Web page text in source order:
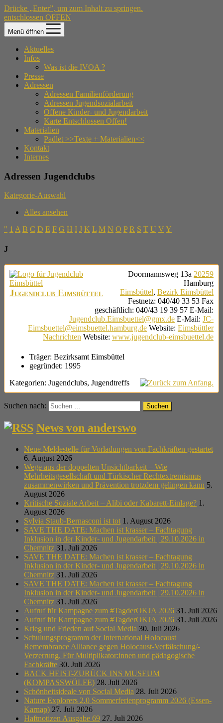
Drücke „Enter”, um zum Inhalt zu springen.
entschlossen OFFEN
Menü öffnen
Aktuelles
Infos
Was ist die IVOA ?
Presse
Adressen
Adressen Familienförderung
Adressen Jugendsozialarbeit
Offene Kinder- und Jugendarbeit
Karte Entschlossen Offen!
Materialien
Padlet >>Texte + Materialien<<
Kontakt
Internes
Adressen Jugendclubs
Kategorie-Auswahl
Alles ansehen
" 1 A B C D E F G H I J K L M N O P R S T U V Y
J
Jugendclub Eimsbüttel
Doormannsweg 13a 20259
Hamburg
Eimsbüttel, Bezirk Eimsbüttel
Festnetz: 040/40 33 53 Fax
geschäftlich: 040/43 19 39 57 E-Mail:
Jugendclub.Eimsbuettel@gmx.de E-Mail: JC-
Eimsbuettel@eimsbuettel.hamburg.de Website: Eimsbüttler
Nachrichten Website: www.jugendclub-eimsbuettel.de
Träger: Bezirksamt Eimsbüttel
gegründet: 1995
Kategorien: Jugendclubs, Jugendtreffs
Suchen nach:
News von anderswo
Neue Meldestelle für Vorladungen von Fachkräften gestartet
6. August 2026
Wege aus der doppelten Unsichtbarkeit – Wie
Mehrheitsgesellschaft und Türkischer Rechtextremismus
zusammenwirken und Prävention trotzdem gelingen kann 5.
August 2026
Kritische Soziale Arbeit – Alibi oder Kabarett-Einlage? 1.
August 2026
Sylvia Staub-Bernasconi ist tot 1. August 2026
SAVE THE DATE: Machen ist krasser – Fachtagung
Inklusion in der Kinder- und Jugendarbeit | 29.10.2026 in
Chemnitz 31. Juli 2026
SAVE THE DATE: Machen ist krasser – Fachtagung
Inklusion in der Kinder- und Jugendarbeit | 29.10.2026 in
Chemnitz 31. Juli 2026
SAVE THE DATE: Machen ist krasser – Fachtagung
Inklusion in der Kinder- und Jugendarbeit | 29.10.2026 in
Chemnitz 31. Juli 2026
Aufruf für Kampagne zum #TagderOKJA 2026 31. Juli 2026
Aufruf für Kampagne zum #TagderOKJA 2026 31. Juli 2026
Krieg und Frieden auf Social Media 30. Juli 2026
Schulungsprogramm der International Holocaust
Remembrance Alliance gegen Holocaust-Verfälschung/-
Verzerrung. Für Multiplikator:innen und pädagogische
Fachkräfte 30. Juli 2026
BACK HEIST-ZURÜCK INS MUSEUM
(KOMPASSWÖLFE) 28. Juli 2026
Schönheitsideale von Social Media 28. Juli 2026
Nature Explorers 2.0 Sommerferienprogramm 2026 (Essen-
Karnap) 27. Juli 2026
Haftnotizen Ausgabe 69 27. Juli 2026